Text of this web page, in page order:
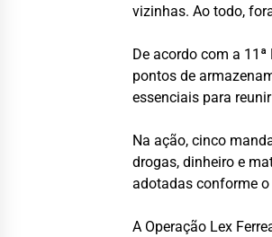
vizinhas. Ao todo,
De acordo com a
pontos de
essenciais para
Na ação, cinco
drogas, dinheiro e
adotadas conforme
A Operação Lex